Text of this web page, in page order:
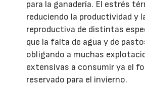
para la ganadería. El estrés
reduciendo la productividad y
reproductiva de distintas
que la falta de agua y de
obligando a muchas
extensivas a consumir ya el
reservado para el invierno.